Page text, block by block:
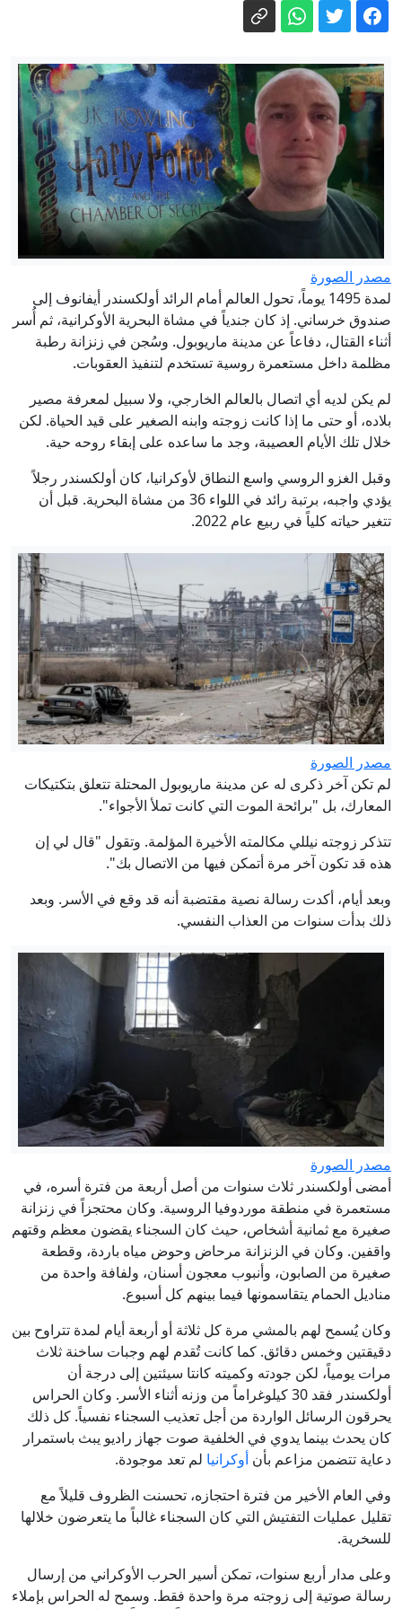
السير تباشر تنفيذ خطة مرورية مرنة
بالتزامن مع إعلان نتائج الثانوية العامة
قبل نزع سلاح حماس
سارة نتنياهو.. من تنظيف المكاتب
ومقصورة الطائرة إلى كواليس الحكم
بالأسماء .. مدعوون لاستكمال إجراءات
التعيين في وزارة الصحة
إيران مباشر.. خامنئي يلتقي بزشكيان
وعراقجي يتحدث عن تبادل رسائل مع
مصدر الصورة
لمدة 1495 يوماً، تحول العالم أمام الرائد أولكسندر أيفانوف إلى
صندوق خرساني. إذ كان جندياً في مشاة البحرية الأوكرانية، ثم أُسر
أثناء القتال، دفاعاً عن مدينة ماريوبول. وسُجن في زنزانة رطبة
مظلمة داخل مستعمرة روسية تستخدم لتنفيذ العقوبات.
لم يكن لديه أي اتصال بالعالم الخارجي، ولا سبيل لمعرفة مصير
بلاده، أو حتى ما إذا كانت زوجته وابنه الصغير على قيد الحياة. لكن
خلال تلك الأيام العصيبة، وجد ما ساعده على إبقاء روحه حية.
وقبل الغزو الروسي واسع النطاق لأوكرانيا، كان أولكسندر رجلاً
يؤدي واجبه، برتبة رائد في اللواء 36 من مشاة البحرية. قبل أن
تتغير حياته كلياً في ربيع عام 2022.
مصدر الصورة
لم تكن آخر ذكرى له عن مدينة ماريوبول المحتلة تتعلق بتكتيكات
المعارك، بل "برائحة الموت التي كانت تملأ الأجواء".
تتذكر زوجته نيللي مكالمته الأخيرة المؤلمة. وتقول "قال لي إن
هذه قد تكون آخر مرة أتمكن فيها من الاتصال بك".
وبعد أيام، أكدت رسالة نصية مقتضبة أنه قد وقع في الأسر. وبعد
ذلك بدأت سنوات من العذاب النفسي.
مصدر الصورة
أمضى أولكسندر ثلاث سنوات من أصل أربعة من فترة أسره، في
مستعمرة في منطقة موردوفيا الروسية. وكان محتجزاً في زنزانة
صغيرة مع ثمانية أشخاص، حيث كان السجناء يقضون معظم وقتهم
واقفين. وكان في الزنزانة مرحاض وحوض مياه باردة، وقطعة
صغيرة من الصابون، وأنبوب معجون أسنان، ولفافة واحدة من
مناديل الحمام يتقاسمونها فيما بينهم كل أسبوع.
وكان يُسمح لهم بالمشي مرة كل ثلاثة أو أربعة أيام لمدة تتراوح بين
دقيقتين وخمس دقائق. كما كانت تُقدم لهم وجبات ساخنة ثلاث
مرات يومياً، لكن جودته وكميته كانتا سيئتين إلى درجة أن
أولكسندر فقد 30 كيلوغراماً من وزنه أثناء الأسر. وكان الحراس
يحرقون الرسائل الواردة من أجل تعذيب السجناء نفسياً. كل ذلك
كان يحدث بينما يدوي في الخلفية صوت جهاز راديو يبث باستمرار
دعاية تتضمن مزاعم بأن أوكرانيا لم تعد موجودة.
وفي العام الأخير من فترة احتجازه، تحسنت الظروف قليلاً مع
تقليل عمليات التفتيش التي كان السجناء غالباً ما يتعرضون خلالها
للسخرية.
وعلى مدار أربع سنوات، تمكن أسير الحرب الأوكراني من إرسال
رسالة صوتية إلى زوجته مرة واحدة فقط. وسمح له الحراس بإملاء